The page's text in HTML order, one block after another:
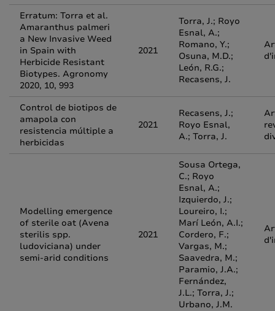
Erratum: Torra et al.
Amaranthus palmeri
a New Invasive Weed
in Spain with
Herbicide Resistant
Biotypes. Agronomy
2020, 10, 993
2021
Torra, J.; Royo
Esnal, A.;
Romano, Y.;
Osuna, M.D.;
León, R.G.;
Recasens, J.
Control de biotipos de
amapola con
resistencia múltiple a
herbicidas
2021
Recasens, J.;
Royo Esnal,
A.; Torra, J.
Modelling emergence
of sterile oat (Avena
sterilis spp.
ludoviciana) under
semi-arid conditions
2021
Sousa Ortega,
C.; Royo
Esnal, A.;
Izquierdo, J.;
Loureiro, I.;
Marí León, A.I.;
Cordero, F.;
Vargas, M.;
Saavedra, M.;
Paramio, J.A.;
Fernández,
J.L.; Torra, J.;
Urbano, J.M.